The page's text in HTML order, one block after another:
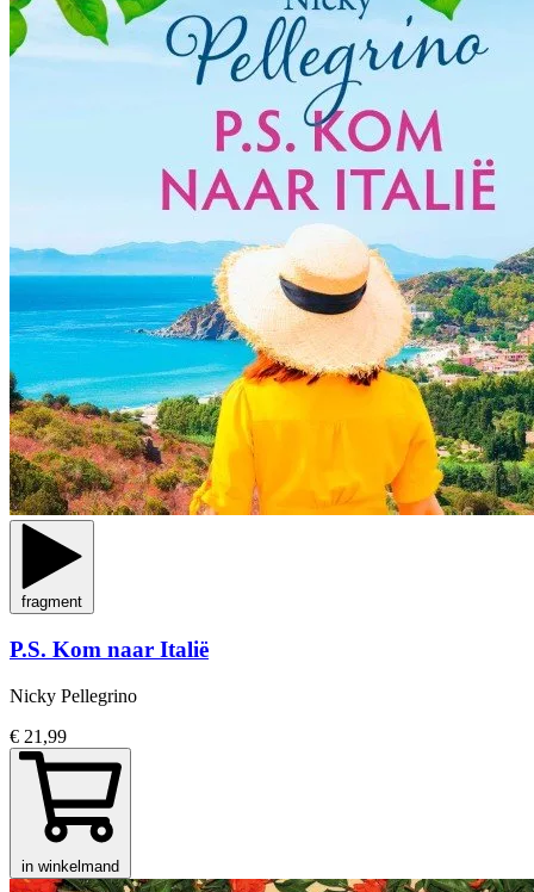
fragment
P.S. Kom naar Italië
Nicky Pellegrino
€ 21,99
in winkelmand